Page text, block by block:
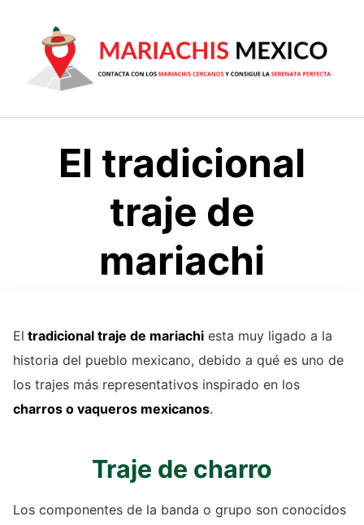
contenido
El tradicional
traje de
mariachi
El tradicional traje de mariachi esta muy ligado a la
historia del pueblo mexicano, debido a qué es uno de
los trajes más representativos inspirado en los
charros o vaqueros mexicanos.
Traje de charro
Los componentes de la banda o grupo son conocidos